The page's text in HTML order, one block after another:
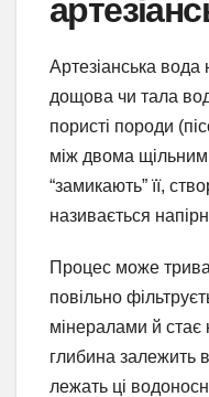
Артезіанська
дощова чи тала
пористі породи
між двома
“замикають” її,
називається
Процес може
повільно
мінералами й стає
глибина залежить
лежать ці